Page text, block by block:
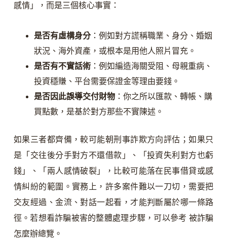
感情」，而是三個核心事實：
是否有虛構身分：例如對方謊稱職業、身分、婚姻
狀況、海外資產，或根本是用他人照片冒充。
是否有不實話術：例如編造海關受阻、母親重病、
投資穩賺、平台需要保證金等理由要錢。
是否因此誤導交付財物：你之所以匯款、轉帳、購
買點數，是基於對方那些不實陳述。
如果三者都齊備，較可能朝刑事詐欺方向評估；如果只
是「交往後分手對方不還借款」、「投資失利對方也虧
錢」、「兩人感情破裂」，比較可能落在民事借貸或感
情糾紛的範圍。實務上，許多案件難以一刀切，需要把
交友經過、金流、對話一起看，才能判斷屬於哪一條路
徑。若想看詐騙被害的整體處理步驟，可以參考 被詐騙
怎麼辦總覽。